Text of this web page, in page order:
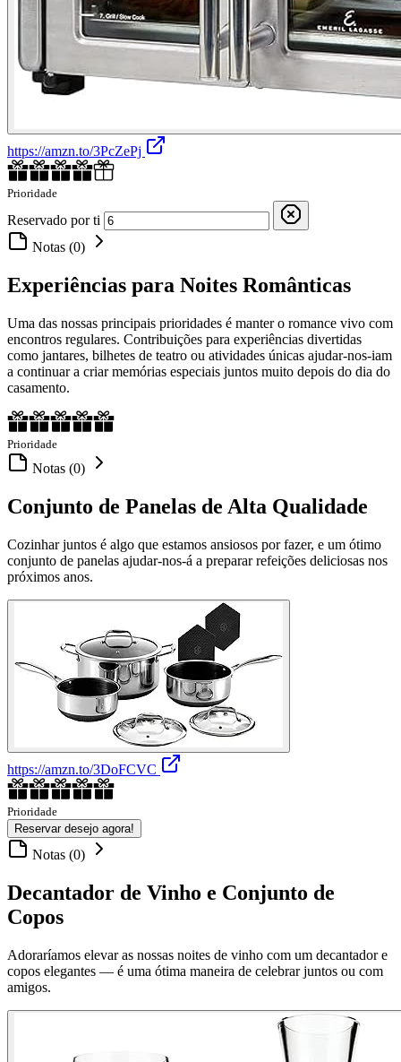
https://amzn.to/3PcZePj
Prioridade
Reservado por ti
Notas (0)
Experiências para Noites Românticas
Uma das nossas principais prioridades é manter o romance vivo com
encontros regulares. Contribuições para experiências divertidas
como jantares, bilhetes de teatro ou atividades únicas ajudar-nos-iam
a continuar a criar memórias especiais juntos muito depois do dia do
casamento.
Prioridade
Notas (0)
Conjunto de Panelas de Alta Qualidade
Cozinhar juntos é algo que estamos ansiosos por fazer, e um ótimo
conjunto de panelas ajudar-nos-á a preparar refeições deliciosas nos
próximos anos.
https://amzn.to/3DoFCVC
Prioridade
Reservar desejo agora!
Notas (0)
Decantador de Vinho e Conjunto de
Copos
Adoraríamos elevar as nossas noites de vinho com um decantador e
copos elegantes — é uma ótima maneira de celebrar juntos ou com
amigos.